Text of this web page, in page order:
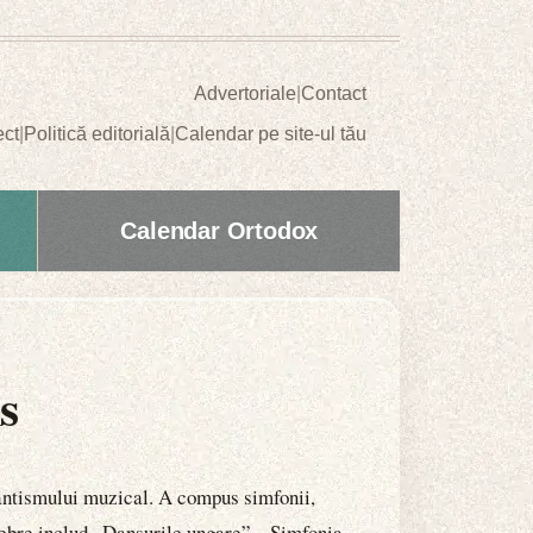
Advertoriale|Contact
| Politică editorială|Calendar pe site-ul tău
Calendar Ortodox
muzical. A compus simfonii,